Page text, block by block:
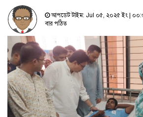
আপডেট টাইম: Jul ০৫, ২০২৫ ইং |
বার পঠিত